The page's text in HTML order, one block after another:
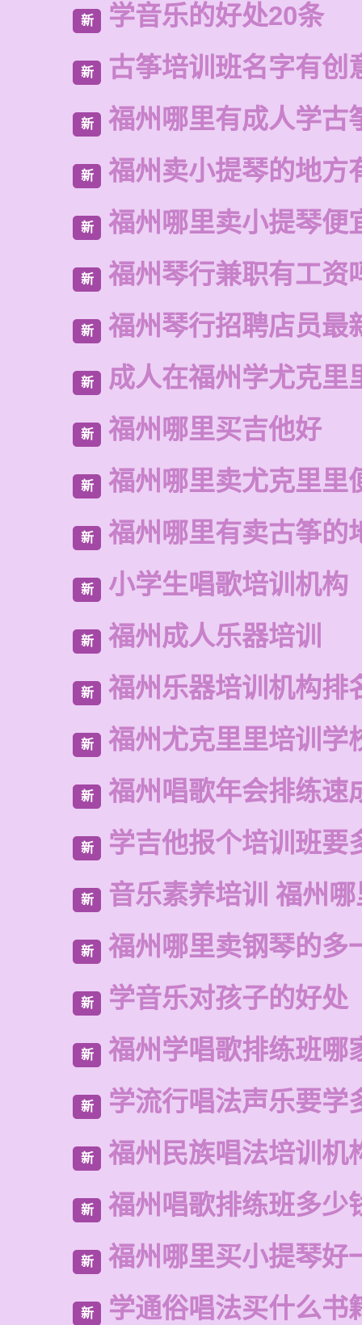
新 学音乐的好处20条
新 古筝培训班名字有创
新 福州哪里有成人学古
新 福州卖小提琴的地方
新 福州哪里卖小提琴便
新 福州琴行兼职有工资
新 福州琴行招聘店员最
新 成人在福州学尤克里
新 福州哪里买吉他好
新 福州哪里卖尤克里里
新 福州哪里有卖古筝的
新 小学生唱歌培训机构
新 福州成人乐器培训
新 福州乐器培训机构排
新 福州尤克里里培训学
新 福州唱歌年会排练速
新 学吉他报个培训班要
新 音乐素养培训 福州
新 福州哪里卖钢琴的多
新 学音乐对孩子的好处
新 福州学唱歌排练班哪
新 学流行唱法声乐要学
新 福州民族唱法培训机
新 福州唱歌排练班多少
新 福州哪里买小提琴好
新 学通俗唱法买什么书